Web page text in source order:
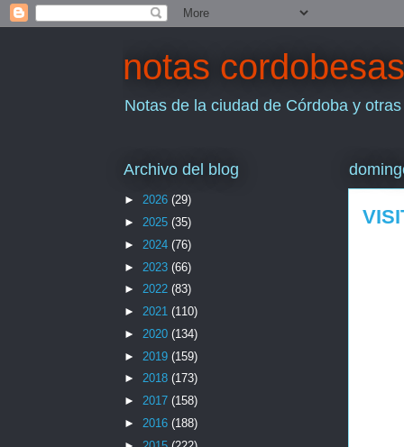
notas cordobesas
Notas de la ciudad de Córdoba y
Archivo del blog
► 2026 (29)
► 2025 (35)
► 2024 (76)
► 2023 (66)
► 2022 (83)
► 2021 (110)
► 2020 (134)
► 2019 (159)
► 2018 (173)
► 2017 (158)
► 2016 (188)